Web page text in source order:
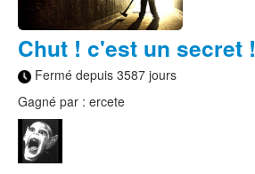
Chut ! c'est un secret !
Fermé depuis 3587 jours
Gagné par : ercete